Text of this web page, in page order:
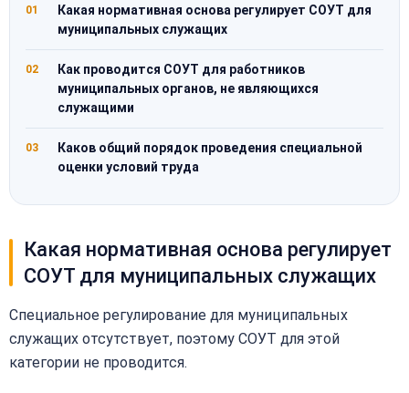
01
Какая нормативная основа регулирует СОУТ для
муниципальных служащих
02
Как проводится СОУТ для работников
муниципальных органов, не являющихся
служащими
03
Каков общий порядок проведения специальной
оценки условий труда
Какая нормативная основа регулирует
СОУТ для муниципальных служащих
Специальное регулирование для муниципальных
служащих отсутствует, поэтому СОУТ для этой
категории не проводится.